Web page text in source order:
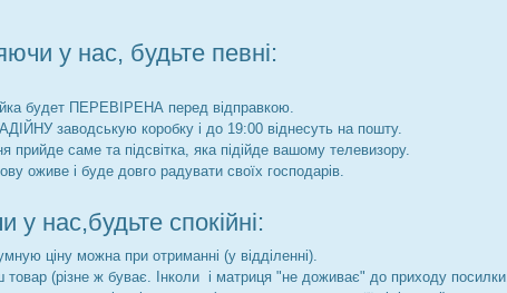
у нас, будьте певні:
будет ПЕРЕВІРЕНА перед відправкою.
заводськую коробку і до 19:00 віднесуть на пошту.
прийде саме та підсвітка, яка підійде вашому телевизору.
оживе і буде довго радувати своїх господарів.
у нас,будьте спокійні:
ціну можна при отриманні (у відділенні).
товар (різне ж буває. Інколи і матриця "не доживає" до приходу посилки.